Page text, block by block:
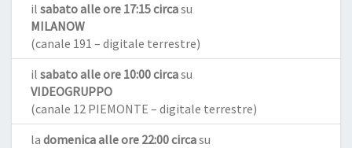
il sabato alle ore 17:15 circasu
MILANOW
(canale 191 – digitale terrestre)
il sabato alle ore 10:00 circasu
VIDEOGRUPPO
(canale 12 PIEMONTE – digitale terrestre)
la domenica alle ore 22:00 circasu